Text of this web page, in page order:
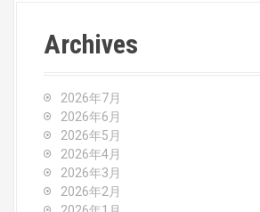
Archives
2026年7月
2026年6月
2026年5月
2026年4月
2026年3月
2026年2月